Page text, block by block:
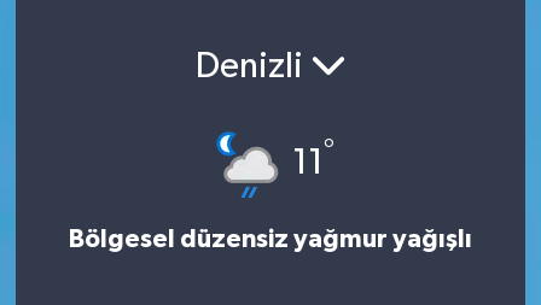
Denizli
11 °
Bölgesel düzensiz yağmur yağışlı